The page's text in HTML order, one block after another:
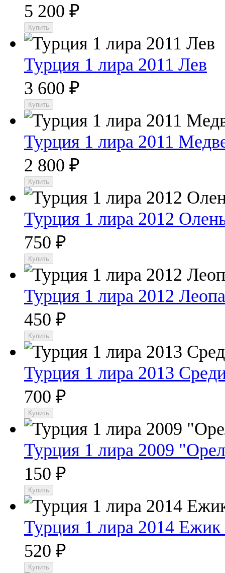
5 200 ₽
Турция 1 лира 2011 Лев
3 600 ₽
Турция 1 лира 2011
2 800 ₽
Турция 1 лира 2012
750 ₽
Турция 1 лира 2012
450 ₽
Турция 1 лира 2013
700 ₽
Турция 1 лира 2009
150 ₽
Турция 1 лира 2014
520 ₽